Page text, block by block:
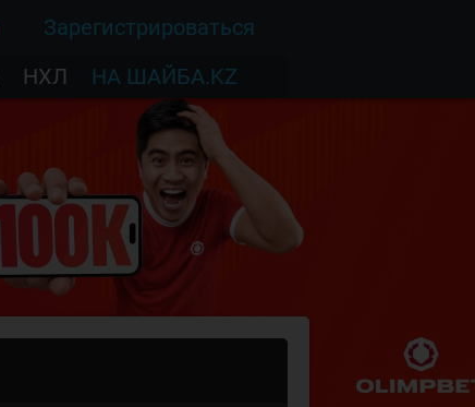
Зарегистрироваться
НХЛ НА ШАЙБА.KZ